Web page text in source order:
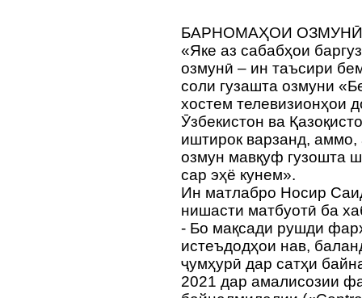
БАРНОМАҲОИ
«Яке аз сабабҳои
озмунӣ – ин таъсири
соли гузашта озмуни
хостем телевизионҳои
Ӯзбекистон ва
иштирок варзанд,
озмун мавқуф гузошта
сар эҳё кунем».
Ин матлабро Носир
нишасти матбуотӣ ба
- Бо мақсади рушди
истеъдодҳои нав,
ҷумҳурӣ дар сатҳи
2021 дар амалисозии